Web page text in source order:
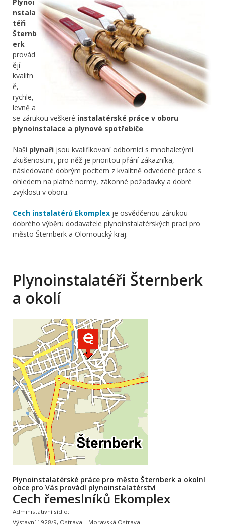
nstala
téři
Šternb
erk
provád
ějí
kvalitn
ě,
rychle,
levně a
se zárukou veškeré instalatérské práce v oboru
plynoinstalace a plynové spotřebiče.
Naši plynaři jsou kvalifikovaní odborníci s mnohaletými
zkušenostmi, pro něž je prioritou přání zákazníka,
následované dobrým pocitem z kvalitně odvedené práce s
ohledem na platné normy, zákonné požadavky a dobré
zvyklosti v oboru.
Cech instalatérů Ekomplex je osvědčenou zárukou
dobrého výběru dodavatele plynoinstalatérských prací pro
město Šternberk a Olomoucký kraj.
Plynoinstalatéři Šternberk
a okolí
Plynoinstalatérské práce pro město Šternberk a okolní
obce pro Vás provádí plynoinstalatérství
Cech řemeslníků Ekomplex
Administativní sídlo:
Výstavní 1928/9, Ostrava – Moravská Ostrava